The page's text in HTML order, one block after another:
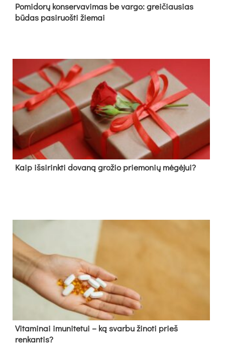
Pomidorų konservavimas be vargo: greičiausias
būdas pasiruošti žiemai
Kaip išsirinkti dovaną grožio priemonių mėgėjui?
Vitaminai imunitetui – ką svarbu žinoti prieš
renkantis?